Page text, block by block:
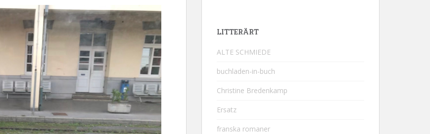
LITTERÄRT
ALTE SCHMIEDE
buchladen-in-buch
Christine Bredenkamp
Ersatz
franska romaner